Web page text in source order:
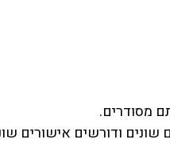
מסודרים.
שונים ודורשים אישורים